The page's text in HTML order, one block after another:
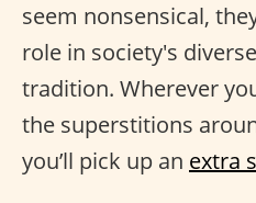
seem nonsensical,
role in society's
tradition. Wherever
the superstitions
you’ll pick up an extra